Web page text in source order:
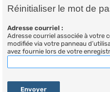
Réinitialiser le mot de
Adresse courriel :
Adresse courriel associée à votre
modifiée via votre panneau
avez fournie lors de votre